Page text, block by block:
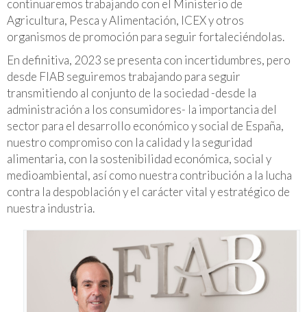
continuaremos trabajando con el Ministerio de
Agricultura, Pesca y Alimentación, ICEX y otros
organismos de promoción para seguir fortaleciéndolas.
En definitiva, 2023 se presenta con incertidumbres, pero
desde FIAB seguiremos trabajando para seguir
transmitiendo al conjunto de la sociedad -desde la
administración a los consumidores- la importancia del
sector para el desarrollo económico y social de España,
nuestro compromiso con la calidad y la seguridad
alimentaria, con la sostenibilidad económica, social y
medioambiental, así como nuestra contribución a la lucha
contra la despoblación y el carácter vital y estratégico de
nuestra industria.